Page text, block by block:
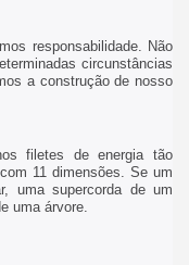
responsabilidade. Não
circunstâncias
a construção de nosso
filetes de energia tão
11 dimensões. Se um
uma supercorda de um
uma árvore.